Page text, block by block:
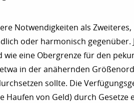
Notwendigkeiten als
oder harmonisch gegenüber.
eine Obergrenze für den
in der anähernden
sollte. Die
Haufen von Geld) durch Gesetze